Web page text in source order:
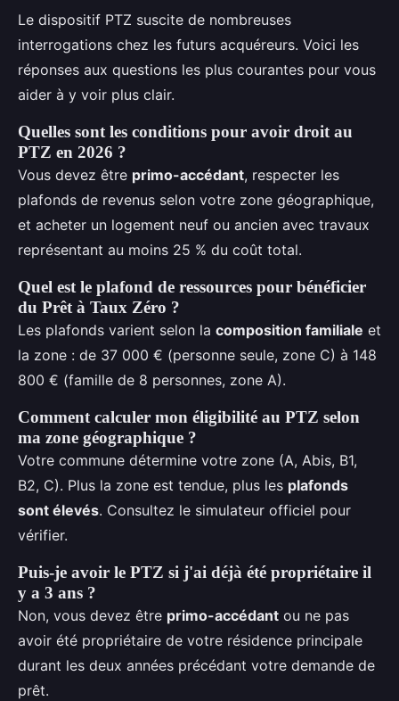
Le dispositif PTZ suscite de nombreuses
interrogations chez les futurs acquéreurs. Voici les
réponses aux questions les plus courantes pour vous
aider à y voir plus clair.
Quelles sont les conditions pour avoir droit au
PTZ en 2026 ?
Vous devez être primo-accédant, respecter les
plafonds de revenus selon votre zone géographique,
et acheter un logement neuf ou ancien avec travaux
représentant au moins 25 % du coût total.
Quel est le plafond de ressources pour bénéficier
du Prêt à Taux Zéro ?
Les plafonds varient selon la composition familiale et
la zone : de 37 000 € (personne seule, zone C) à 148
800 € (famille de 8 personnes, zone A).
Comment calculer mon éligibilité au PTZ selon
ma zone géographique ?
Votre commune détermine votre zone (A, Abis, B1,
B2, C). Plus la zone est tendue, plus les plafonds
sont élevés. Consultez le simulateur officiel pour
vérifier.
Puis-je avoir le PTZ si j'ai déjà été propriétaire il
y a 3 ans ?
Non, vous devez être primo-accédant ou ne pas
avoir été propriétaire de votre résidence principale
durant les deux années précédant votre demande de
prêt.